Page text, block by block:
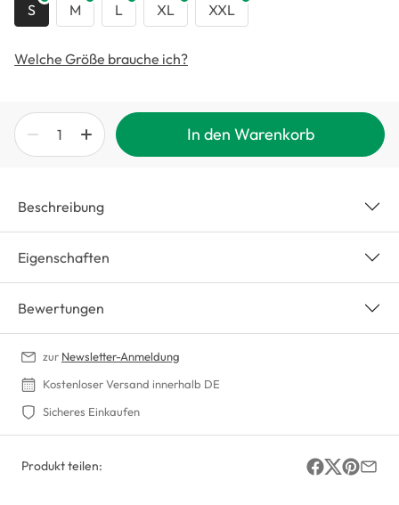
S M L XL XXL
Welche Größe brauche ich?
In den Warenkorb
Beschreibung
Eigenschaften
Bewertungen
zur Newsletter-Anmeldung
Kostenloser Versand innerhalb DE
Sicheres Einkaufen
Produkt teilen: